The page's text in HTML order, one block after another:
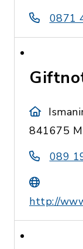
0871
841675
089
http://